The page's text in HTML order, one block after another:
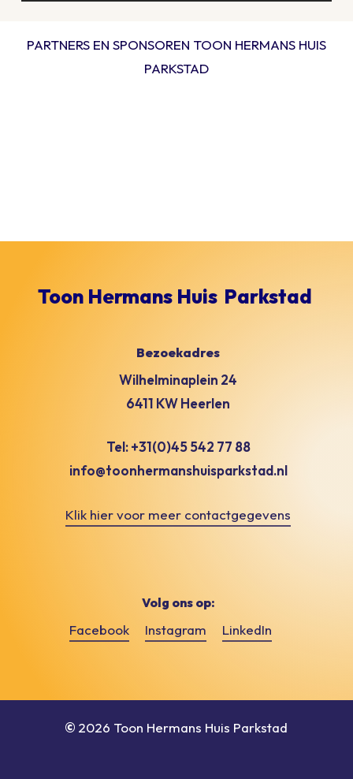
PARTNERS EN SPONSOREN TOON HERMANS HUIS
PARKSTAD
Toon Hermans Huis Parkstad
Bezoekadres
Wilhelminaplein 24
6411 KW Heerlen
Tel: +31(0)45 542 77 88
info@toonhermanshuisparkstad.nl
Klik hier voor meer contactgegevens
Volg ons op:
Facebook Instagram LinkedIn
© 2026 Toon Hermans Huis Parkstad